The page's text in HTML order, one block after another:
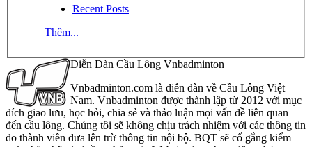
Recent Posts
Thêm...
Diễn Đàn Cầu Lông Vnbadminton
Vnbadminton.com là diễn đàn về Cầu Lông Việt
Nam. Vnbadminton được thành lập từ 2012 với mục
đích giao lưu, học hỏi, chia sẻ và thảo luận mọi vấn đề liên quan
đến cầu lông. Chúng tôi sẽ không chịu trách nhiệm với các thông tin
do thành viên đưa lên trừ thông tin nội bộ. BQT sẽ cố gắng kiểm